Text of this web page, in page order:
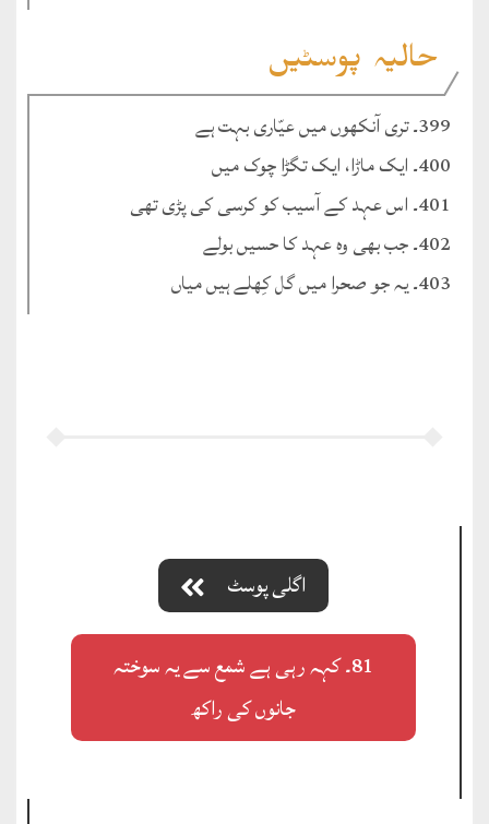
حالیہ پوسٹیں
399۔ تری آنکھوں میں عیّاری بہت ہے
400۔ ایک ماڑا، ایک تگڑا چوک میں
401۔ اس عہد کے آسیب کو کرسی کی پڑی تھی
402۔ جب بھی وہ عہد کا حسیں بولے
403۔ یہ جو صحرا میں گل کِھلے ہیں میاں
اگلی پوسٹ
81۔ کہہ رہی ہے شمع سے یہ سوختہ
جانوں کی راکھ